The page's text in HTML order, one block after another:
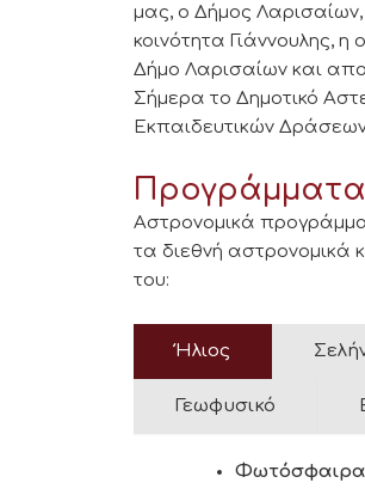
μας, ο Δήμος Λαρισαίων,
κοινότητα Γιάννουλης,
Δήμο Λαρισαίων και
Σήμερα το Δημοτικό
Εκπαιδευτικών
Προγράμματα
Αστρονομικά
τα διεθνή αστρονομικά
του:
Ήλιος
Γεωφυσικό
Φωτόσφαιρα